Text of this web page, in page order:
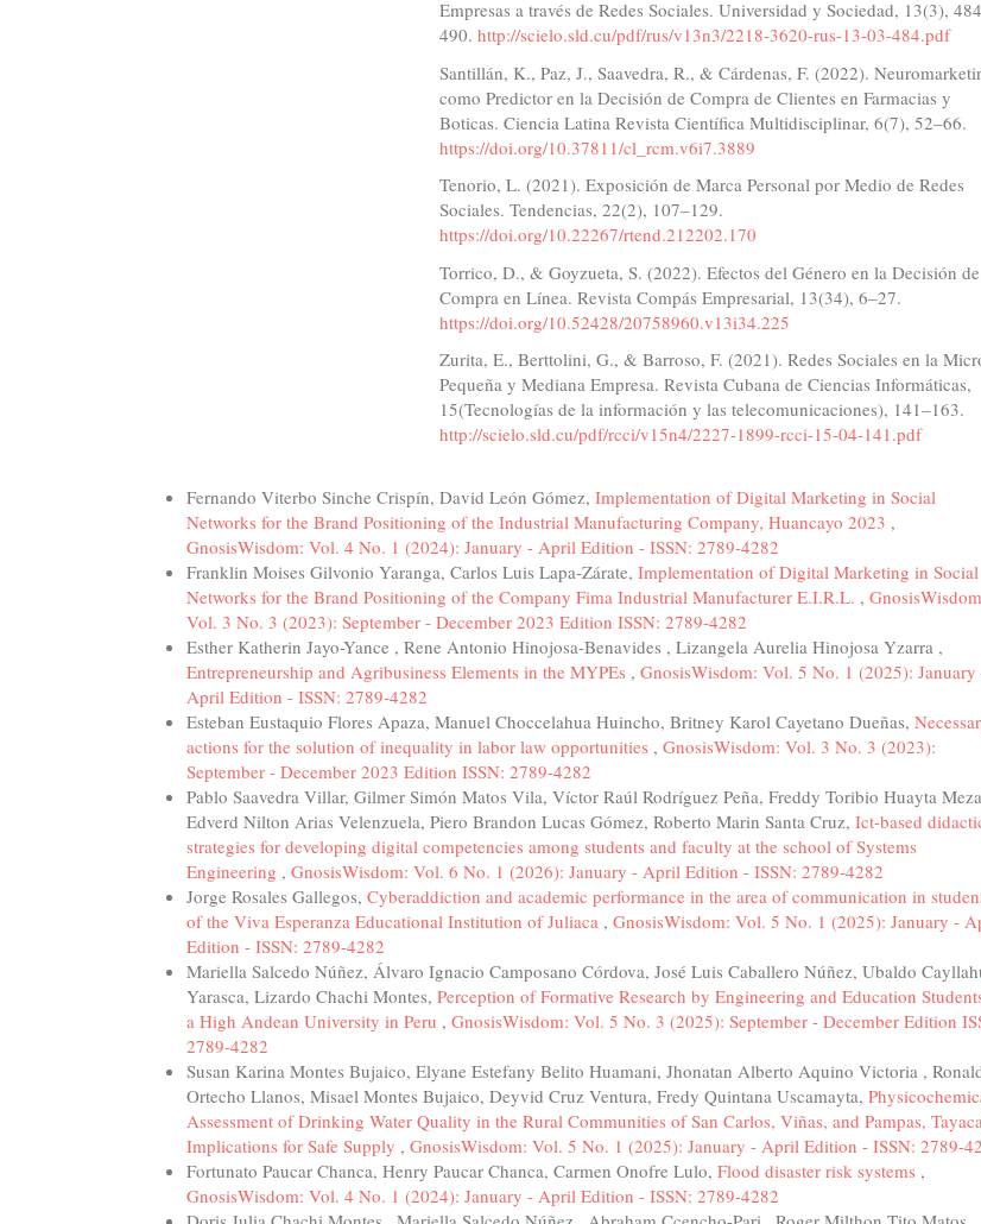
Empresas a través de Redes Sociales. Universidad y Sociedad, 13(3),
490.http://scielo.sld.cu/pdf/rus/v13n3/2218-3620-rus-13-03-484.pdf
Santillán, K., Paz, J., Saavedra, R., & Cárdenas, F. (2022).
como Predictor en la Decisión de Compra de Clientes en Farmacias y
Boticas. Ciencia Latina Revista Científica Multidisciplinar, 6(7), 52–66.
https://doi.org/10.37811/cl_rcm.v6i7.3889
Tenorio, L. (2021). Exposición de Marca Personal por Medio de Redes
Sociales. Tendencias, 22(2), 107–129.
https://doi.org/10.22267/rtend.212202.170
Torrico, D., & Goyzueta, S. (2022). Efectos del Género en la Decisión de
Compra en Línea. Revista Compás Empresarial, 13(34), 6–27.
https://doi.org/10.52428/20758960.v13i34.225
Zurita, E., Berttolini, G., & Barroso, F. (2021). Redes Sociales en la
Pequeña y Mediana Empresa. Revista Cubana de Ciencias Informáticas,
15(Tecnologías de la información y las telecomunicaciones), 141–163.
http://scielo.sld.cu/pdf/rcci/v15n4/2227-1899-rcci-15-04-141.pdf
Fernando Viterbo Sinche Crispín, David León Gómez, Implementation of Digital Marketing in Social
Networks for the Brand Positioning of the Industrial Manufacturing Company, Huancayo 2023 ,
GnosisWisdom: Vol. 4 No. 1 (2024): January - April Edition - ISSN: 2789-4282
Franklin Moises Gilvonio Yaranga, Carlos Luis Lapa-Zárate, Implementation of Digital Marketing in Social
Networks for the Brand Positioning of the Company Fima Industrial Manufacturer E.I.R.L. ,
Vol. 3 No. 3 (2023): September - December 2023 Edition ISSN: 2789-4282
Esther Katherin Jayo-Yance , Rene Antonio Hinojosa-Benavides , Lizangela Aurelia Hinojosa Yzarra ,
Entrepreneurship and Agribusiness Elements in the MYPEs , GnosisWisdom: Vol. 5 No. 1 (2025): January
April Edition - ISSN: 2789-4282
Esteban Eustaquio Flores Apaza, Manuel Choccelahua Huincho, Britney Karol Cayetano Dueñas,
actions for the solution of inequality in labor law opportunities , GnosisWisdom: Vol. 3 No. 3 (2023):
September - December 2023 Edition ISSN: 2789-4282
Pablo Saavedra Villar, Gilmer Simón Matos Vila, Víctor Raúl Rodríguez Peña, Freddy Toribio Huayta
Edverd Nilton Arias Velenzuela, Piero Brandon Lucas Gómez, Roberto Marin Santa Cruz, Ict-based
strategies for developing digital competencies among students and faculty at the school of Systems
Engineering , GnosisWisdom: Vol. 6 No. 1 (2026): January - April Edition - ISSN: 2789-4282
Jorge Rosales Gallegos, Cyberaddiction and academic performance in the area of communication in
of the Viva Esperanza Educational Institution of Juliaca , GnosisWisdom: Vol. 5 No. 1 (2025): January -
Edition - ISSN: 2789-4282
Mariella Salcedo Núñez, Álvaro Ignacio Camposano Córdova, José Luis Caballero Núñez, Ubaldo
Yarasca, Lizardo Chachi Montes, Perception of Formative Research by Engineering and Education
a High Andean University in Peru , GnosisWisdom: Vol. 5 No. 3 (2025): September - December Edition
2789-4282
Susan Karina Montes Bujaico, Elyane Estefany Belito Huamani, Jhonatan Alberto Aquino Victoria ,
Ortecho Llanos, Misael Montes Bujaico, Deyvid Cruz Ventura, Fredy Quintana Uscamayta,
Assessment of Drinking Water Quality in the Rural Communities of San Carlos, Viñas, and Pampas,
Implications for Safe Supply , GnosisWisdom: Vol. 5 No. 1 (2025): January - April Edition - ISSN: 2789-
Fortunato Paucar Chanca, Henry Paucar Chanca, Carmen Onofre Lulo, Flood disaster risk systems ,
GnosisWisdom: Vol. 4 No. 1 (2024): January - April Edition - ISSN: 2789-4282